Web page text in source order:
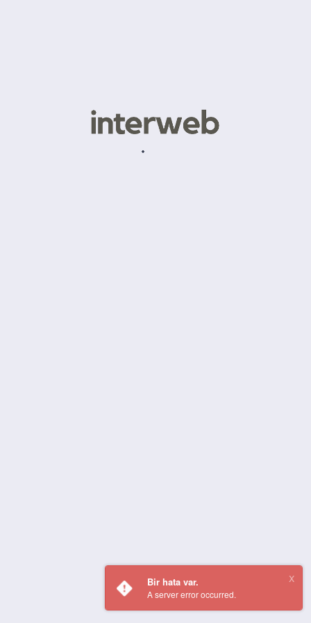
Bir hata var.
A server error occurred.